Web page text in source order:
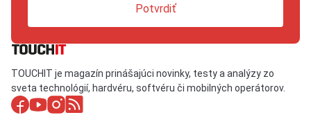
Potvrdiť
TOUCHIT je magazín prinášajúci novinky, testy a analýzy zo
sveta technológií, hardvéru, softvéru či mobilných operátorov.